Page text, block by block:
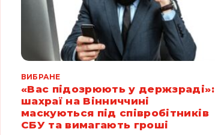
ВИБРАНЕ
«Вас підозрюють у держзраді»:
шахраї на Вінниччині
маскуються під співробітників
СБУ та вимагають гроші